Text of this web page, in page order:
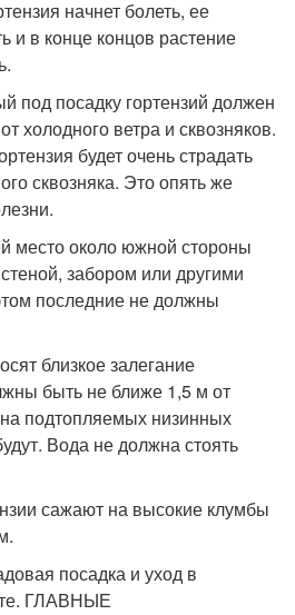
начнет болеть, ее
и в конце концов растение
под посадку гортензий должен
холодного ветра и сквозняков.
будет очень страдать
сквозняка. Это опять же
место около южной стороны
забором или другими
последние не должны
близкое залегание
быть не ближе 1,5 м от
подтопляемых низинных
Вода не должна стоять
сажают на высокие клумбы